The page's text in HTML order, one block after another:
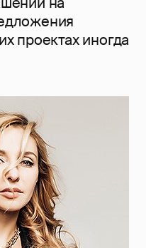
проектах иногда